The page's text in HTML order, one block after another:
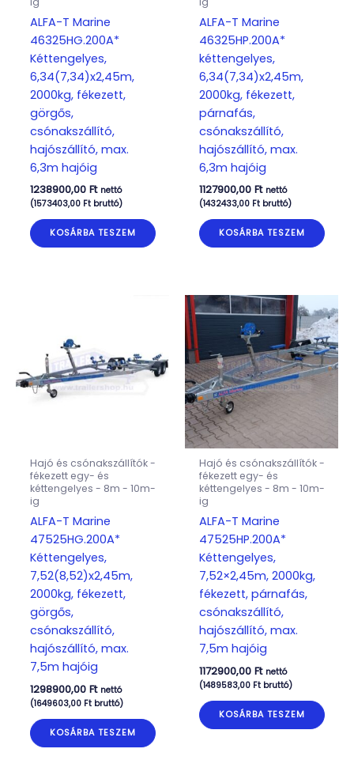
ALFA-T Marine
46325HG.200A*
Kéttengelyes,
6,34(7,34)x2,45m,
2000kg, fékezett,
görgős,
csónakszállító,
hajószállító, max.
6,3m hajóig
1238900,00 Ft nettó
(1573403,00 Ftbruttó)
KOSÁRBA TESZEM
ALFA-T Marine
46325HP.200A*
kéttengelyes,
6,34(7,34)x2,45m,
2000kg, fékezett,
párnafás,
csónakszállító,
hajószállító, max.
6,3m hajóig
1127900,00 Ft nettó
(1432433,00 Ftbruttó)
KOSÁRBA TESZEM
Hajó és csónakszállítók -
fékezett egy- és
kéttengelyes - 8m - 10m-
ig
ALFA-T Marine
47525HG.200A*
Kéttengelyes,
7,52(8,52)x2,45m,
2000kg, fékezett,
görgős,
csónakszállító,
hajószállító, max.
7,5m hajóig
1298900,00 Ft nettó
(1649603,00 Ftbruttó)
KOSÁRBA TESZEM
Hajó és csónakszállítók -
fékezett egy- és
kéttengelyes - 8m - 10m-
ig
ALFA-T Marine
47525HP.200A*
Kéttengelyes,
7,52×2,45m, 2000kg,
fékezett, párnafás,
csónakszállító,
hajószállító, max.
7,5m hajóig
1172900,00 Ft nettó
(1489583,00 Ftbruttó)
KOSÁRBA TESZEM